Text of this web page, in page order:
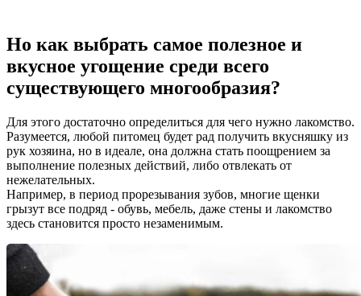
Но как выбрать самое полезное и
вкусное угощение среди всего
существующего многообразия?
Для этого достаточно определиться для чего нужно лакомство.
Разумеется, любой питомец будет рад получить вкусняшку из
рук хозяина, но в идеале, она должна стать поощрением за
выполнение полезных действий, либо отвлекать от
нежелательных.
Например, в период прорезывания зубов, многие щенки
грызут все подряд - обувь, мебель, даже стены и лакомство
здесь становится просто незаменимым.